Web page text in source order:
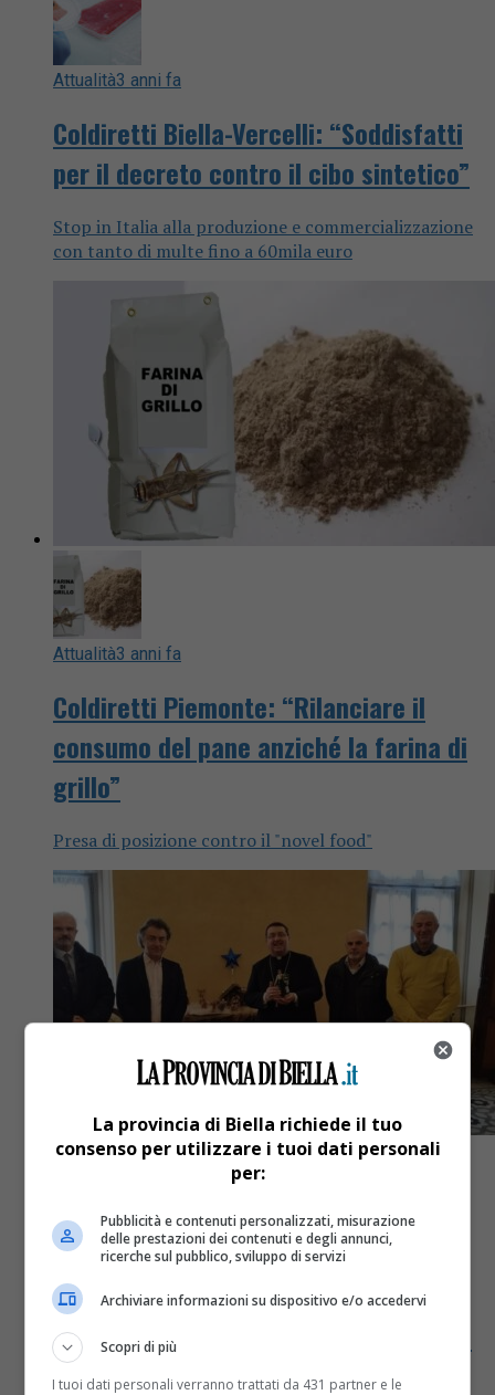
Attualità3 anni fa
Coldiretti Biella-Vercelli: “Soddisfatti
per il decreto contro il cibo sintetico”
Stop in Italia alla produzione e commercializzazione
con tanto di multe fino a 60mila euro
Attualità3 anni fa
Coldiretti Piemonte: “Rilanciare il
consumo del pane anziché la farina di
grillo”
Presa di posizione contro il "novel food"
Attualità4 anni fa
Coldiretti e Confartigianato
consegnano la statuina del presepe al
vescovo di Biella
La provincia di Biella richiede il tuo
consenso per utilizzare i tuoi dati personali
per:
Pubblicità e contenuti personalizzati, misurazione
delle prestazioni dei contenuti e degli annunci,
ricerche sul pubblico, sviluppo di servizi
Archiviare informazioni su dispositivo e/o accedervi
Scopri di più
I tuoi dati personali verranno trattati da 431 partner e le